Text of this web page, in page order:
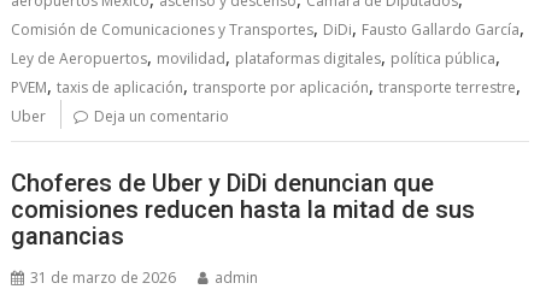
Comisión de Comunicaciones y Transportes, DiDi, Fausto Gallardo García,
Ley de Aeropuertos, movilidad, plataformas digitales, política pública,
PVEM,taxis de aplicación,transporte por aplicación,transporte terrestre,
Uber Deja un comentario
Choferes de Uber y DiDi denuncian que
comisiones reducen hasta la mitad de sus
ganancias
31 de marzo de 2026 admin